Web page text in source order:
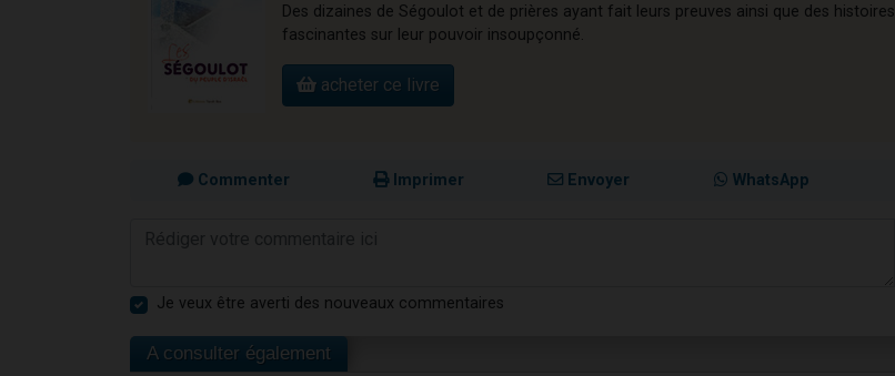
Des dizaines de Ségoulot et de prières ayant fait leurs preuves ainsi que des histoires
fascinantes sur leur pouvoir insoupçonné.
acheter ce livre
Commenter Imprimer Envoyer WhatsApp
Je veux être averti des nouveaux commentaires
A consulter également